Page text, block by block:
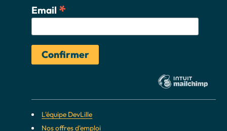
Email *
L'équipe DevLille
Nos offres d'emploi